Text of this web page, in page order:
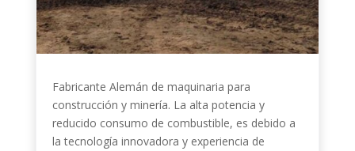
Fabricante Alemán de maquinaria para
construcción y minería. La alta potencia y
reducido consumo de combustible, es debido a
la tecnología innovadora y experiencia de